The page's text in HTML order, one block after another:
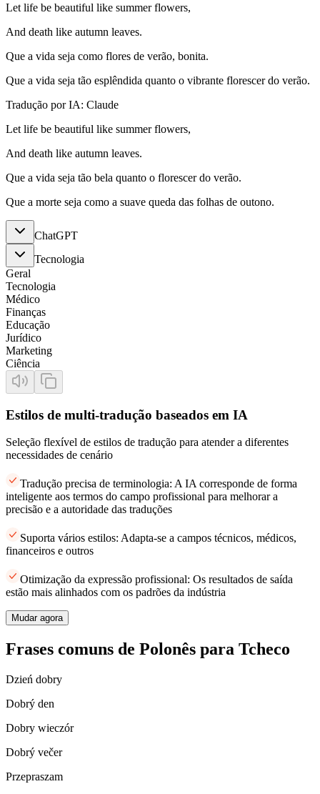
Let life be beautiful like summer flowers,
And death like autumn leaves.
Que a vida seja como flores de verão, bonita.
Que a vida seja tão esplêndida quanto o vibrante florescer do verão.
Tradução por IA: Claude
Let life be beautiful like summer flowers,
And death like autumn leaves.
Que a vida seja tão bela quanto o florescer do verão.
Que a morte seja como a suave queda das folhas de outono.
ChatGPT
Tecnologia
Geral
Tecnologia
Médico
Finanças
Educação
Jurídico
Marketing
Ciência
Estilos de multi-tradução baseados em IA
Seleção flexível de estilos de tradução para atender a diferentes
necessidades de cenário
Tradução precisa de terminologia: A IA corresponde de forma
inteligente aos termos do campo profissional para melhorar a
precisão e a autoridade das traduções
Suporta vários estilos: Adapta-se a campos técnicos, médicos,
financeiros e outros
Otimização da expressão profissional: Os resultados de saída
estão mais alinhados com os padrões da indústria
Mudar agora
Frases comuns de Polonês para Tcheco
Dzień dobry
Dobrý den
Dobry wieczór
Dobrý večer
Przepraszam